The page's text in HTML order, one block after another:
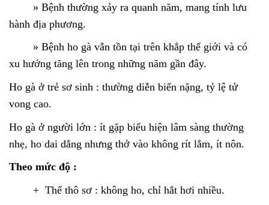
» Bệnh thường xảy ra quanh năm, mang tính lưu
hành địa phương.
» Bệnh ho gà vẫn tồn tại trên khắp thế giới và có
xu hướng tăng lên trong những năm gần đây.
Ho gà ở trẻ sơ sinh : thường diễn biến nặng, tỷ lệ tử
vong cao.
Ho gà ở người lớn : ít gặp biểu hiện lâm sàng thường
nhẹ, ho dai dẳng nhưng thở vào không rít lắm, ít nôn.
Theo mức độ :
+ Thể thô sơ : không ho, chỉ hắt hơi nhiều.